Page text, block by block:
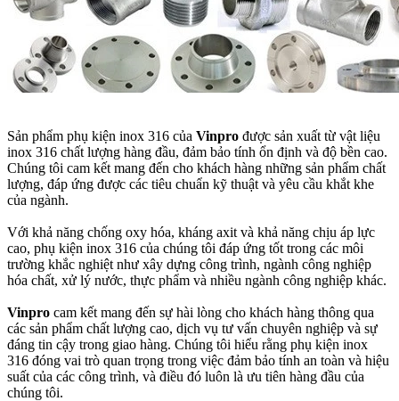
Sản phẩm phụ kiện inox 316 của Vinpro được sản xuất từ vật liệu
inox 316 chất lượng hàng đầu, đảm bảo tính ổn định và độ bền cao.
Chúng tôi cam kết mang đến cho khách hàng những sản phẩm chất
lượng, đáp ứng được các tiêu chuẩn kỹ thuật và yêu cầu khắt khe
của ngành.
Với khả năng chống oxy hóa, kháng axit và khả năng chịu áp lực
cao, phụ kiện inox 316 của chúng tôi đáp ứng tốt trong các môi
trường khắc nghiệt như xây dựng công trình, ngành công nghiệp
hóa chất, xử lý nước, thực phẩm và nhiều ngành công nghiệp khác.
Vinpro cam kết mang đến sự hài lòng cho khách hàng thông qua
các sản phẩm chất lượng cao, dịch vụ tư vấn chuyên nghiệp và sự
đáng tin cậy trong giao hàng. Chúng tôi hiểu rằng phụ kiện inox
316 đóng vai trò quan trọng trong việc đảm bảo tính an toàn và hiệu
suất của các công trình, và điều đó luôn là ưu tiên hàng đầu của
chúng tôi.